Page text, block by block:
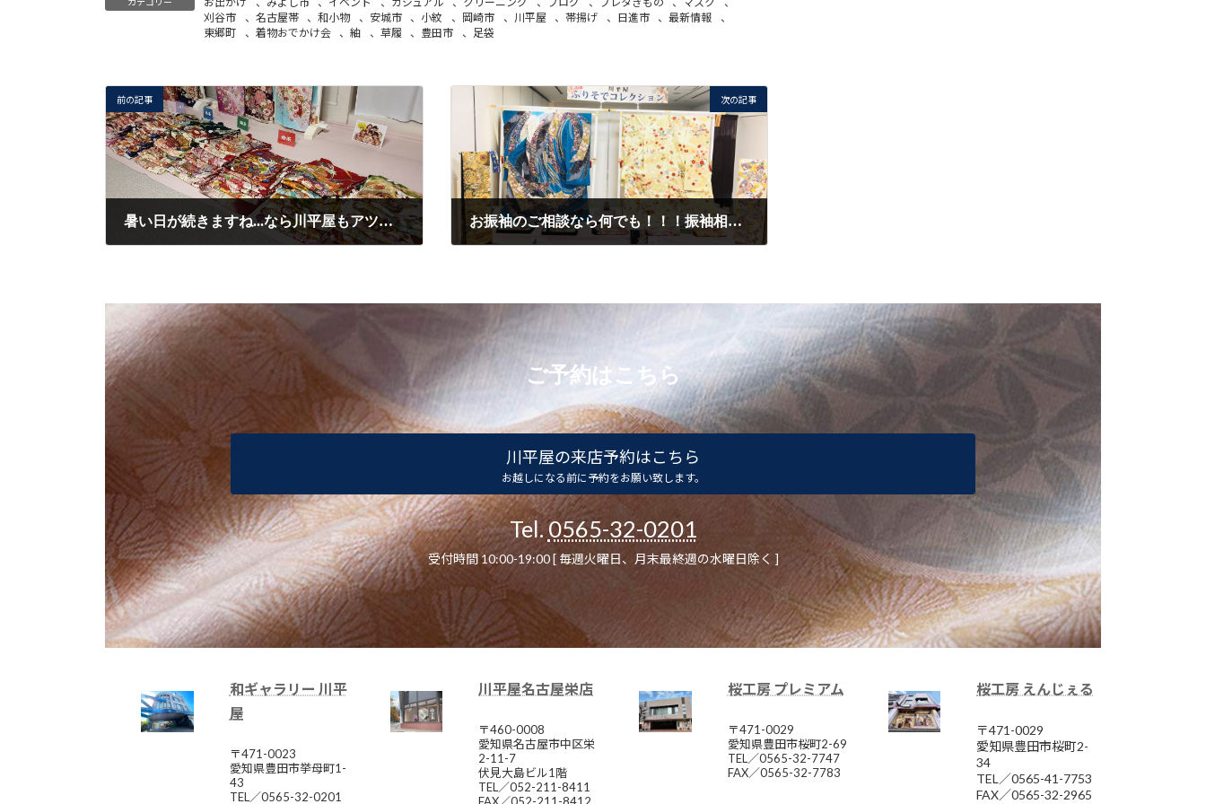
刈谷市
、 名古屋帯 、和小物 、 安城市 、 小紋 、 岡崎市 、 川平屋 、帯揚げ 、 日進市 、最新情報
、
東郷町
、 着物おでかけ会 、紬 、 草履 、 豊田市 、 足袋
前の記事
暑い日が続きますね...なら川平屋もアツい日を！！川平屋豊田店の振袖企画第２弾！！！
次の記事
お振袖のご相談なら何でも！！！振袖相談会開催中です！！！
ご予約はこちら
川平屋の来店予約はこちら
お越しになる前に予約をお願い致します。
Tel.0565-32-0201
受付時間 10:00-19:00 [ 毎週火曜日、月末最終週の水曜日除く ]
和ギャラリー 川平
屋
〒471-0023
愛知県豊田市挙母町1-
43
TEL／0565-32-0201
川平屋名古屋栄店
〒460-0008
愛知県名古屋市中区栄
2-11-7
伏見大島ビル1階
TEL／052-211-8411
桜工房 プレミアム
〒471-0029
愛知県豊田市桜町2-69
TEL／0565-32-7747
FAX／0565-32-7783
桜工房 えんじぇる
〒471-0029
愛知県豊田市桜町2-
34
TEL／0565-41-7753
FAX／0565-32-2965